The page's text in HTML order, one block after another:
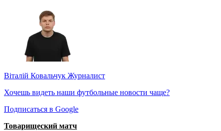
Віталій Ковальчук Журналист
Хочешь видеть наши футбольные новости чаще?
Подписаться в Google
Товарищеский матч